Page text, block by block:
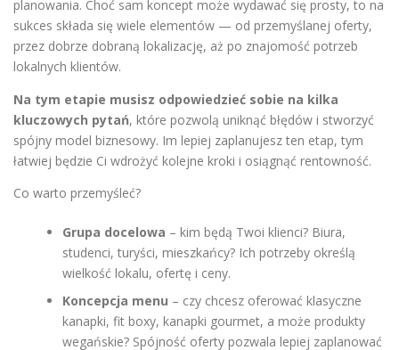
planowania. Choć sam koncept może wydawać się prosty, to na
sukces składa się wiele elementów — od przemyślanej oferty,
przez dobrze dobraną lokalizację, aż po znajomość potrzeb
lokalnych klientów.
Na tym etapie musisz odpowiedzieć sobie na kilka
kluczowych pytań, które pozwolą uniknąć błędów i stworzyć
spójny model biznesowy. Im lepiej zaplanujesz ten etap, tym
łatwiej będzie Ci wdrożyć kolejne kroki i osiągnąć rentowność.
Co warto przemyśleć?
Grupa docelowa – kim będą Twoi klienci? Biura,
studenci, turyści, mieszkańcy? Ich potrzeby określą
wielkość lokalu, ofertę i ceny.
Koncepcja menu – czy chcesz oferować klasyczne
kanapki, fit boxy, kanapki gourmet, a może produkty
wegańskie? Spójność oferty pozwala lepiej zaplanować